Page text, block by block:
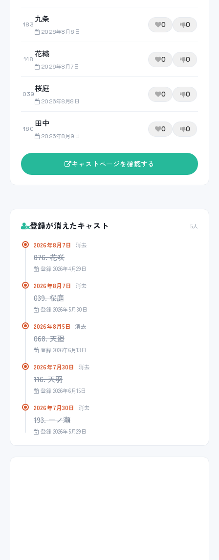
183
九条
2026年8月6日
0 0
148
花織
2026年8月7日
0 0
039
桜庭
2026年8月8日
0 0
160
田中
2026年8月9日
0 0
キャストページを確認する
登録が消えたキャスト 5人
2026年8月7日 消去
076. 花咲
登録 2026年4月29日
2026年8月7日 消去
039. 桜庭
登録 2026年5月30日
2026年8月5日 消去
068. 天廻
登録 2026年6月13日
2026年7月30日 消去
116. 天羽
登録 2026年6月15日
2026年7月30日 消去
193. 一ノ瀬
登録 2026年5月29日